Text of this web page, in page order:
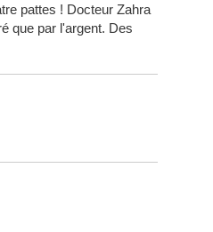
pattes ! Docteur Zahra
que par l'argent. Des